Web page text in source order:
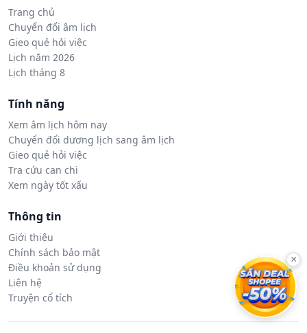
Trang chủ
Chuyển đổi âm lịch
Gieo quẻ hỏi việc
Lịch năm 2026
Lịch tháng 8
Tính năng
Xem âm lịch hôm nay
Chuyển đổi dương lịch sang âm lịch
Gieo quẻ hỏi việc
Tra cứu can chi
Xem ngày tốt xấu
Thông tin
Giới thiệu
Chính sách bảo mật
Điều khoản sử dụng
Liên hệ
Truyện cổ tích
×